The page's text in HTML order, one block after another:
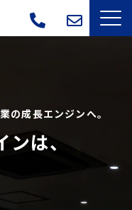
の成長エンジンへ。
は、